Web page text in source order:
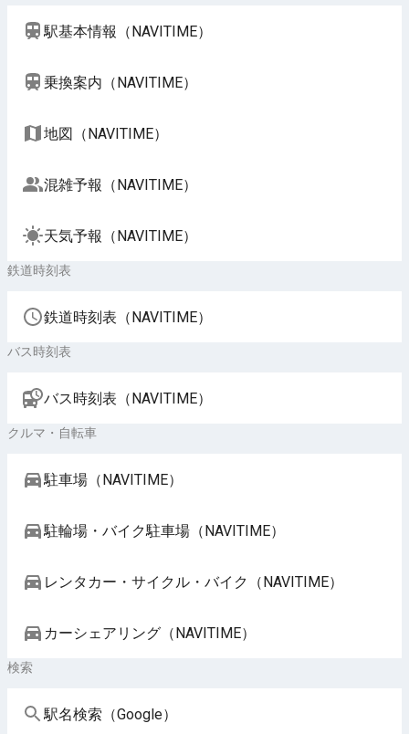
駅基本情報（NAVITIME）
乗換案内（NAVITIME）
地図（NAVITIME）
混雑予報（NAVITIME）
天気予報（NAVITIME）
鉄道時刻表
鉄道時刻表（NAVITIME）
バス時刻表
バス時刻表（NAVITIME）
クルマ・自転車
駐車場（NAVITIME）
駐輪場・バイク駐車場（NAVITIME）
レンタカー・サイクル・バイク（NAVITIME）
カーシェアリング（NAVITIME）
検索
駅名検索（Google）